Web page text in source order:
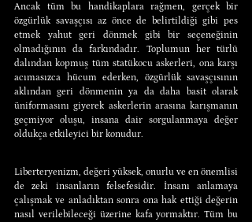
Ancak tüm bu handikaplara rağmen, gerçek bir
özgürlük savaşçısı az önce de belirtildiği gibi pes
etmek yahut geri dönmek gibi bir seçeneğinin
olmadığının da farkındadır. Toplumun her türlü
dalından kopmuş tüm statükocu askerleri, ona karşı
acımasızca hücum ederken, özgürlük savaşçısının
aklından geri dönmenin ya da daha basit olarak
üniformasını giyerek askerlerin arasına karışmanın
geçmiyor oluşu, insana dair sorgulanmaya değer
oldukça etkileyici bir konudur.
Liberteryenizm, değeri yüksek, onurlu ve en önemlisi
de zeki insanların felsefesidir. İnsanı anlamaya
çalışmak ve anladıktan sonra ona hak ettiği değerin
nasıl verilebileceği üzerine kafa yormaktır. Tüm bu